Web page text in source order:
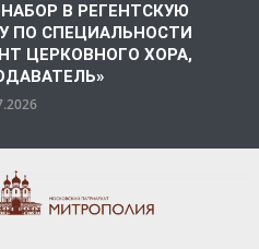
В РЕГЕНТСКУЮ
ПО СПЕЦИАЛЬНОСТИ
ЦЕРКОВНОГО ХОРА,